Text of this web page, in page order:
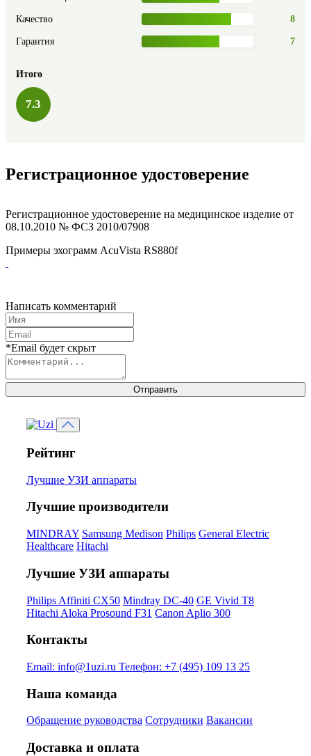
Качество 8
Гарантия 7
Итого
7.3
Регистрационное удостоверение
Регистрационное удостоверение на медицинское изделие от
08.10.2010 № ФСЗ 2010/07908
Примеры эхограмм AcuVista RS880f
Написать комментарий
*Email будет скрыт
Отправить
Рейтинг
Лучшие УЗИ аппараты
Лучшие производители
MINDRAY Samsung Medison Philips General Electric
Healthcare Hitachi
Лучшие УЗИ аппараты
Philips Affiniti CX50 Mindray DC-40 GE Vivid T8
Hitachi Aloka Prosound F31 Canon Aplio 300
Контакты
Email: info@1uzi.ru Телефон: +7 (495) 109 13 25
Наша команда
Обращение руководства Сотрудники Вакансии
Доставка и оплата